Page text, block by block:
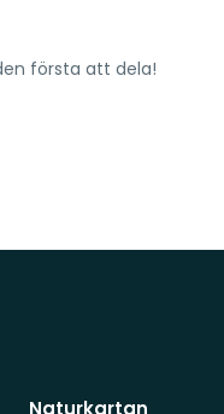
första att dela!
Naturkartan